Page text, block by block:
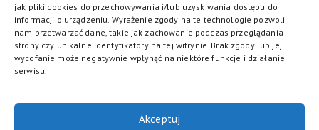
jak pliki cookies do przechowywania i/lub uzyskiwania dostępu do
informacji o urządzeniu. Wyrażenie zgody na te technologie pozwoli
nam przetwarzać dane, takie jak zachowanie podczas przeglądania
strony czy unikalne identyfikatory na tej witrynie. Brak zgody lub jej
wycofanie może negatywnie wpłynąć na niektóre funkcje i działanie
serwisu.
Akceptuj
media@torsluzewiec.pl
DOŁĄCZ DO NAS